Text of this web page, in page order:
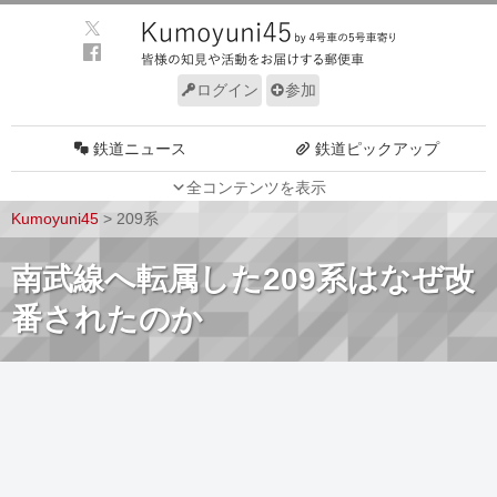
ログイン 参加
全コンテンツを表示
鉄道ニュース 鉄道ピックアップ
車両技術 路線探訪
ルール サイトについて
Kumoyuni45 > 209系
南武線へ転属した209系はなぜ改
番されたのか